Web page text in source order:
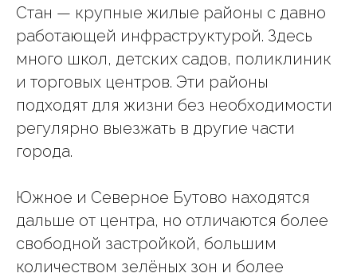
Стан — крупные жилые районы с давно
работающей инфраструктурой. Здесь
много школ, детских садов, поликлиник
и торговых центров. Эти районы
подходят для жизни без необходимости
регулярно выезжать в другие части
города.
Южное и Северное Бутово находятся
дальше от центра, но отличаются более
свободной застройкой, большим
количеством зелёных зон и более